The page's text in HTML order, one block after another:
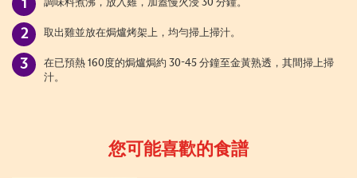
調味料煮沸，放入雞，加蓋慢火浸 30 分鐘。
取出雞並放在焗爐烤架上，均勻掃上掃汁。
在已預熱 160度的焗爐焗約 30-45 分鐘至金黃熟透，其間掃上掃
汁。
您可能喜歡的食譜